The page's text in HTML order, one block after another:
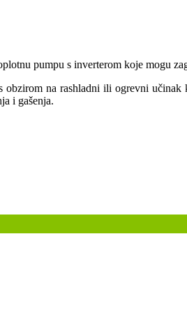
pumpu s inverterom koje mogu
na rashladni ili ogrevni
i gašenja.